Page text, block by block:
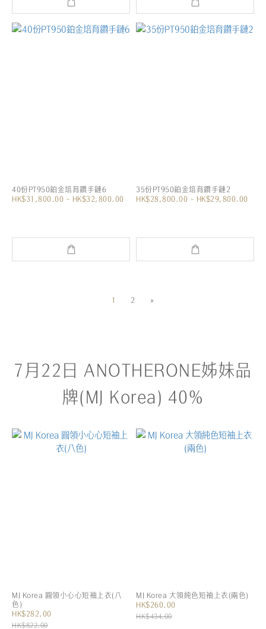
40份PT950鉑金培育鑽手鏈6
HK$31,800.00 ~ HK$32,800.00
35份PT950鉑金培育鑽手鏈2
HK$28,800.00 ~ HK$29,800.00
1 2 »
7月22日 ANOTHERONE姊妹品
牌(MJ Korea) 40%
MJ Korea 圓領小心心短袖上衣(八
色)
HK$282.00
HK$822.00
MJ Korea 大領純色短袖上衣(兩色)
HK$260.00
HK$434.00